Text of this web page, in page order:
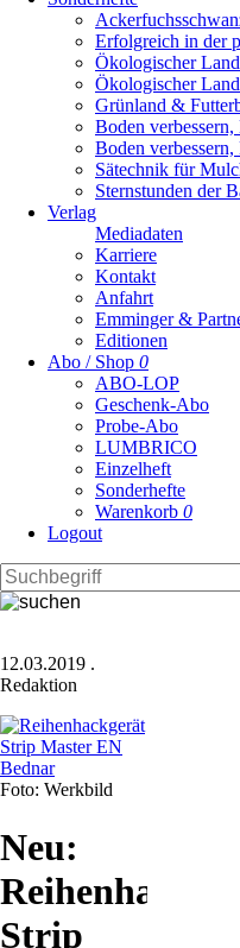
Erfolgreich in der
Ökologischer
Ökologischer
Grünland &
Boden verbessern,
Boden
Sätechnik für
Sternstunden der
Verlag
Mediadaten
Karriere
Kontakt
Anfahrt
Emminger &
Editionen
Abo / Shop 0
ABO-LOP
Geschenk-Abo
Probe-Abo
LUMBRICO
Einzelheft
Sonderhefte
Warenkorb 0
Logout
12.03.2019 .
Redaktion
Foto: Werkbild
Neu:
Strip